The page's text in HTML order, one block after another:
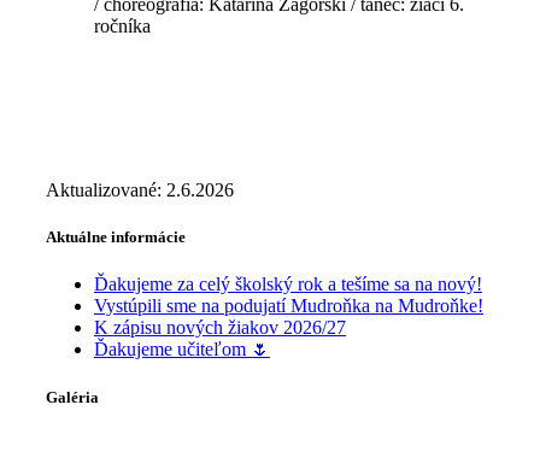
/ choreografia: Katarína Zagorski / tanec: žiaci 6.
ročníka
Aktualizované: 2.6.2026
Aktuálne informácie
Ďakujeme za celý školský rok a tešíme sa na nový!
Vystúpili sme na podujatí Mudroňka na Mudroňke!
K zápisu nových žiakov 2026/27
Ďakujeme učiteľom 🌷
Galéria